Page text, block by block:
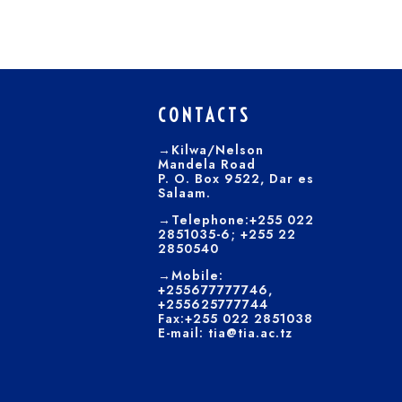
CONTACTS
→Kilwa/Nelson
Mandela Road
P. O. Box 9522, Dar es
Salaam.
→Telephone:+255 022
2851035-6; +255 22
2850540
→Mobile:
+255677777746,
+255625777744
Fax:+255 022 2851038
E-mail: tia@tia.ac.tz